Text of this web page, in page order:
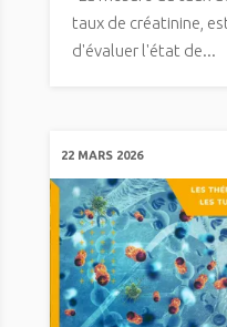
taux de créatinine,
d'évaluer l'état de...
22 MARS 2026